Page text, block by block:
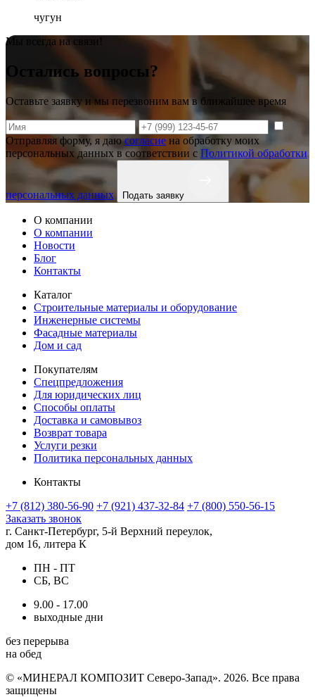
чугун
Мы всегда на связи!
Остались вопросы?
Оставьте заявку и мы перезвоним вам в ближайшее время
Отправляя форму, я даюсогласие на обработку моих
персональных данных в соответствии с Политикой обработки
персональных данных Подать заявку
О компании
О компании
Новости
Блог
Контакты
Каталог
Строительные материалы и оборудование
Инженерные системы
Фасадные материалы
Дом и сад
Покупателям
Спецпредложения
Для юридических лиц
Способы оплаты
Доставка и самовывоз
Возврат товара
Услуги резки
Политика персональных данных
Контакты
+7 (812) 380-56-90 +7 (921) 437-32-84 +7 (800) 550-56-15
Заказать звонок
г. Санкт-Петербург, 5-й Верхний переулок,
дом 16, литера К
ПН - ПТ
СБ, ВС
9.00 - 17.00
выходные дни
без перерыва
на обед
© «МИНЕРАЛ КОМПОЗИТ Северо-Запад». 2026. Все права
защищены